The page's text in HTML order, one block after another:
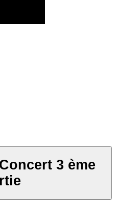
3 ème